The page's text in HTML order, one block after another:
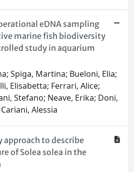
eDNA sampling
marine fish biodiversity
study in aquarium
Spiga, Martina; Bueloni, Elia;
Elisabetta; Ferrari, Alice;
Stefano; Neave, Erika; Doni,
Alessia
to describe
of Solea solea in the